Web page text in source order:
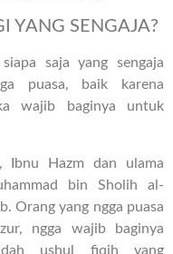
YANG SENGAJA?
saja yang sengaja
puasa, baik karena
wajib baginya untuk
Ibnu Hazm dan ulama
bin Sholih al-
Orang yang ngga puasa
ngga wajib baginya
ushul fiqih yang